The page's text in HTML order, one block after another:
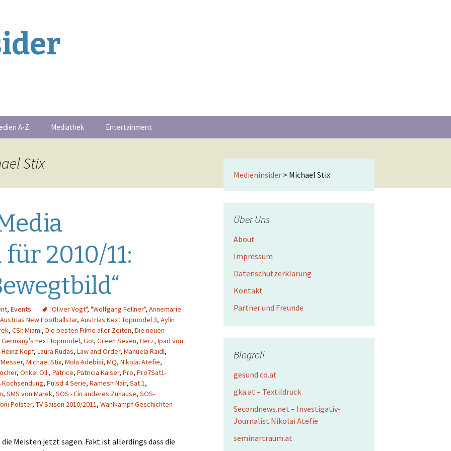
A-Z Mediathek Entertainment
Musikschmankerl
Stix
2010/11:
, Events "Oliver Vogt", "Wolfgang Fellner", Annemarie
Austrias New Footballstar, Austrias Next Topmodel 3, Aylin
, CSI: Miami, Die besten Filme aller Zeiten, Die neuen
Germany's next Topmodel, Go!, Green Seven, Herz, Ipad von
Heinz Kopf, Laura Rudas, Law and Order, Manuela Raidl,
Messer, Michael Stix, Mola Adebisi, MQ, Nikolai Atefie,
, Onkel Olli, Patrice, Patricia Kaiser, Pro, Pro7Sat1-
Kochsendung, Pulsd 4 Serie, Ramesh Nair, Sat 1,
, SMS von Marek, SOS - Ein anderes Zuhause, SOS-
Polster, TV Saison 2010/2011, Wahlkampf Geschichten
die Meisten jetzt sagen. Fakt ist allerdings dass die
Medieninsider > Michael Stix
Über Uns
About
Impressum
Datenschutzerklärung
Kontakt
Partner und Freunde
Blogroll
gesund.co.at
gka.at – Textildruck
Secondnews.net – Investigativ-
Journalist Nikolai Atefie
seminartraum.at